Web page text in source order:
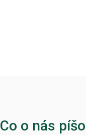
Co o nás